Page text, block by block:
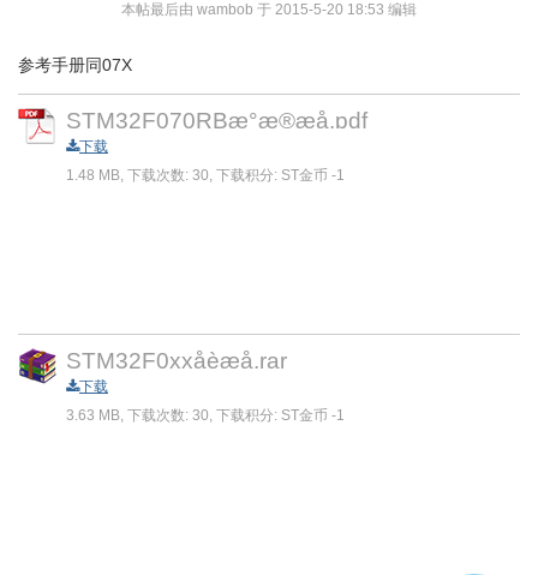
本帖最后由 wambob 于 2015-5-20 18:53 编辑
参考手册同07X
STM32F070RBæ°æ®æå.pdf
下载
1.48 MB, 下载次数: 30, 下载积分: ST金币 -1
STM32F0xxåèæå.rar
下载
3.63 MB, 下载次数: 30, 下载积分: ST金币 -1